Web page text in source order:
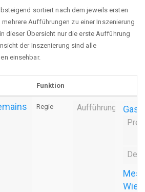
sortiert nach dem jeweils ersten
Aufführungen zu einer Inszenierung
dieser Übersicht nur die erste Aufführung
der Inszenierung sind alle
einsehbar.
Funktion
Regie Aufführung